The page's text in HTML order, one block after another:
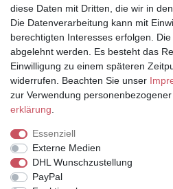
Partner
diese Daten mit Dritten, die wir in
Die Datenverarbeitung kann mit
berechtigten Interesses erfolgen.
abgelehnt werden. Es besteht das
Einwilligung zu einem späteren
widerrufen. Beachten Sie unser
zur Verwendung
erklärung
Essenziell
Externe Medien
DHL Wunschzustellung
PayPal